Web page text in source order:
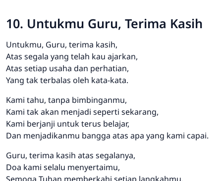
10. Untukmu Guru, Terima Kasih
Untukmu, Guru, terima kasih,
Atas segala yang telah kau ajarkan,
Atas setiap usaha dan perhatian,
Yang tak terbalas oleh kata-kata.
Kami tahu, tanpa bimbinganmu,
Kami tak akan menjadi seperti sekarang,
Kami berjanji untuk terus belajar,
Dan menjadikanmu bangga atas apa yang kami capai.
Guru, terima kasih atas segalanya,
Doa kami selalu menyertaimu,